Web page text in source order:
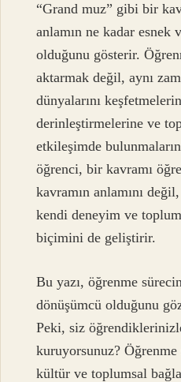
“Grand muz” gibi bir
anlamın ne kadar
olduğunu gösterir.
aktarmak değil, aynı
dünyalarını
derinleştirmelerine ve
etkileşimde
öğrenci, bir kavramı
kavramın anlamını
kendi deneyim ve
biçimini de geliştirir.
Bu yazı, öğrenme
dönüşümcü olduğunu
Peki, siz
kuruyorsunuz?
kültür ve toplumsal